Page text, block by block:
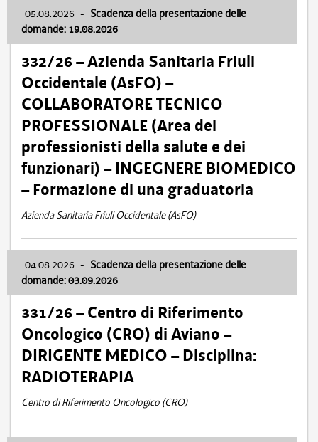
05.08.2026 - Scadenza della presentazione delle
domande: 19.08.2026
332/26 – Azienda Sanitaria Friuli
Occidentale (AsFO) –
COLLABORATORE TECNICO
PROFESSIONALE (Area dei
professionisti della salute e dei
funzionari) – INGEGNERE BIOMEDICO
– Formazione di una graduatoria
Azienda Sanitaria Friuli Occidentale (AsFO)
04.08.2026 - Scadenza della presentazione delle
domande: 03.09.2026
331/26 – Centro di Riferimento
Oncologico (CRO) di Aviano –
DIRIGENTE MEDICO – Disciplina:
RADIOTERAPIA
Centro di Riferimento Oncologico (CRO)